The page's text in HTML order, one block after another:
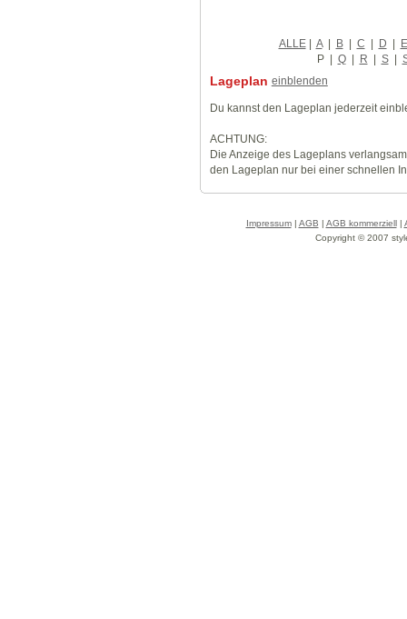
ALLE| A | B | C | D | E
P| Q | R | S |
Lageplan einblenden
Du kannst den Lageplan jederzeit
ACHTUNG:
Die Anzeige des Lageplans
den Lageplan nur bei einer schnellen
Impressum| AGB | AGB kommerziell|
Copyright © 2007